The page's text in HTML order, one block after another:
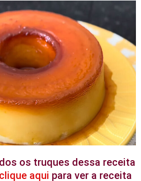
os truques dessa receita
clique aqui para ver a receita